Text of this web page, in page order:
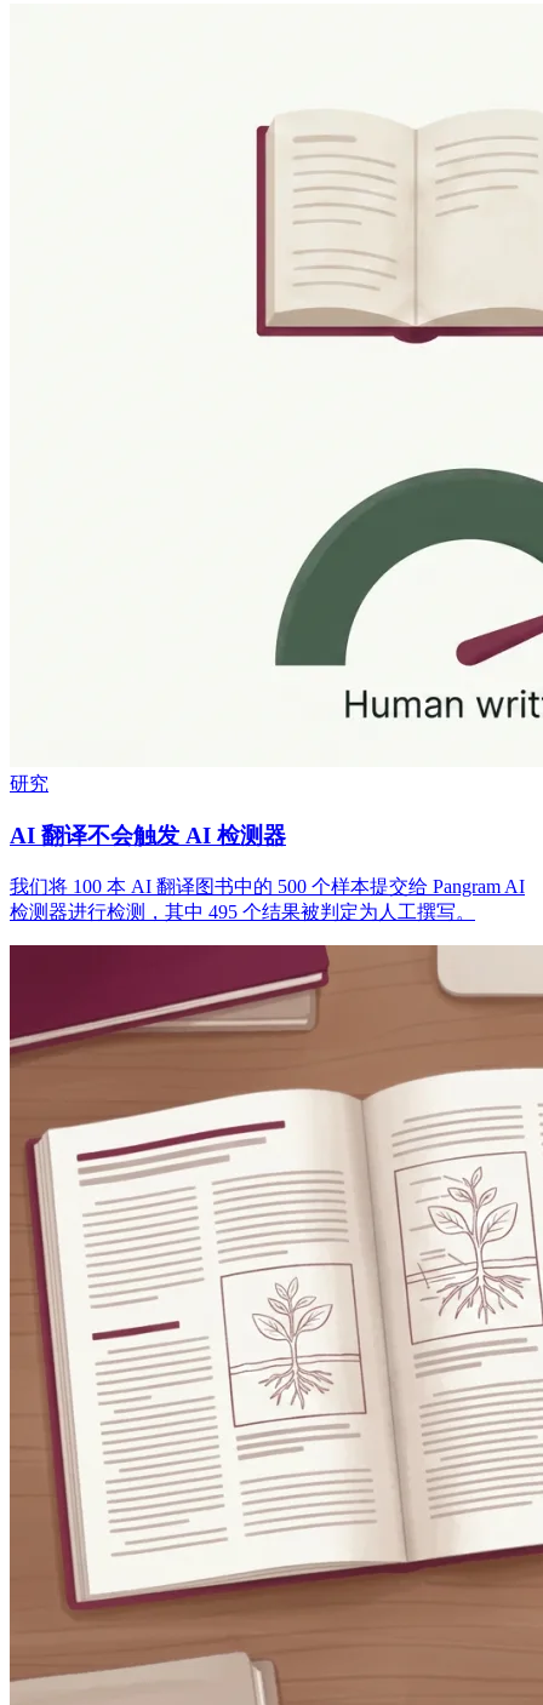
研究
AI 翻译不会触发 AI 检测器
我们将 100 本 AI 翻译图书中的 500 个样本提交给 Pangram AI
检测器进行检测，其中 495 个结果被判定为人工撰写。